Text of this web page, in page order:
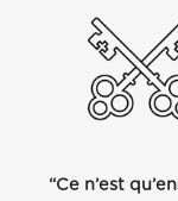
“Ce n’est